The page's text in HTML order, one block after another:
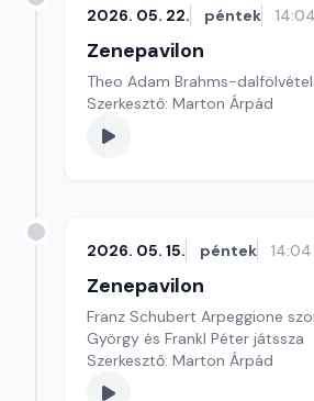
2026. 05. 22. péntek 14:04
Zenepavilon
Theo Adam Brahms-
Szerkesztő: Marton Árpád
2026. 05. 15. péntek 14:04
Zenepavilon
Franz Schubert Arpeggione
György és Frankl Péter játssza
Szerkesztő: Marton Árpád